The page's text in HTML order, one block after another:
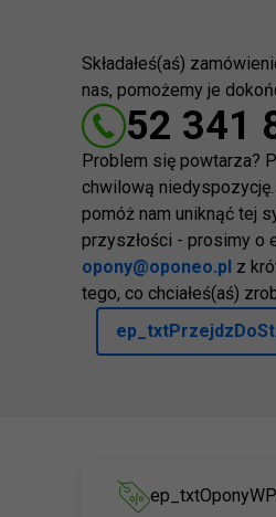
Składałeś(aś)
nas, pomożemy je
52 341
Problem się powtarza?
chwilową
pomóż nam uniknąć tej
przyszłości - prosimy o
opony@oponeo.pl z
tego, co chciałeś(aś)